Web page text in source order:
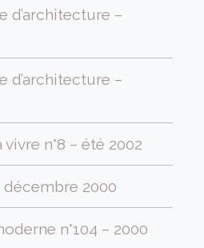
d’architecture –
d’architecture –
n°8 – été 2002
2000
n°104 – 2000